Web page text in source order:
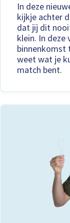
In deze
kijkje achter
dat jij dit
klein. In deze
binnenkomst
weet wat je
match bent.